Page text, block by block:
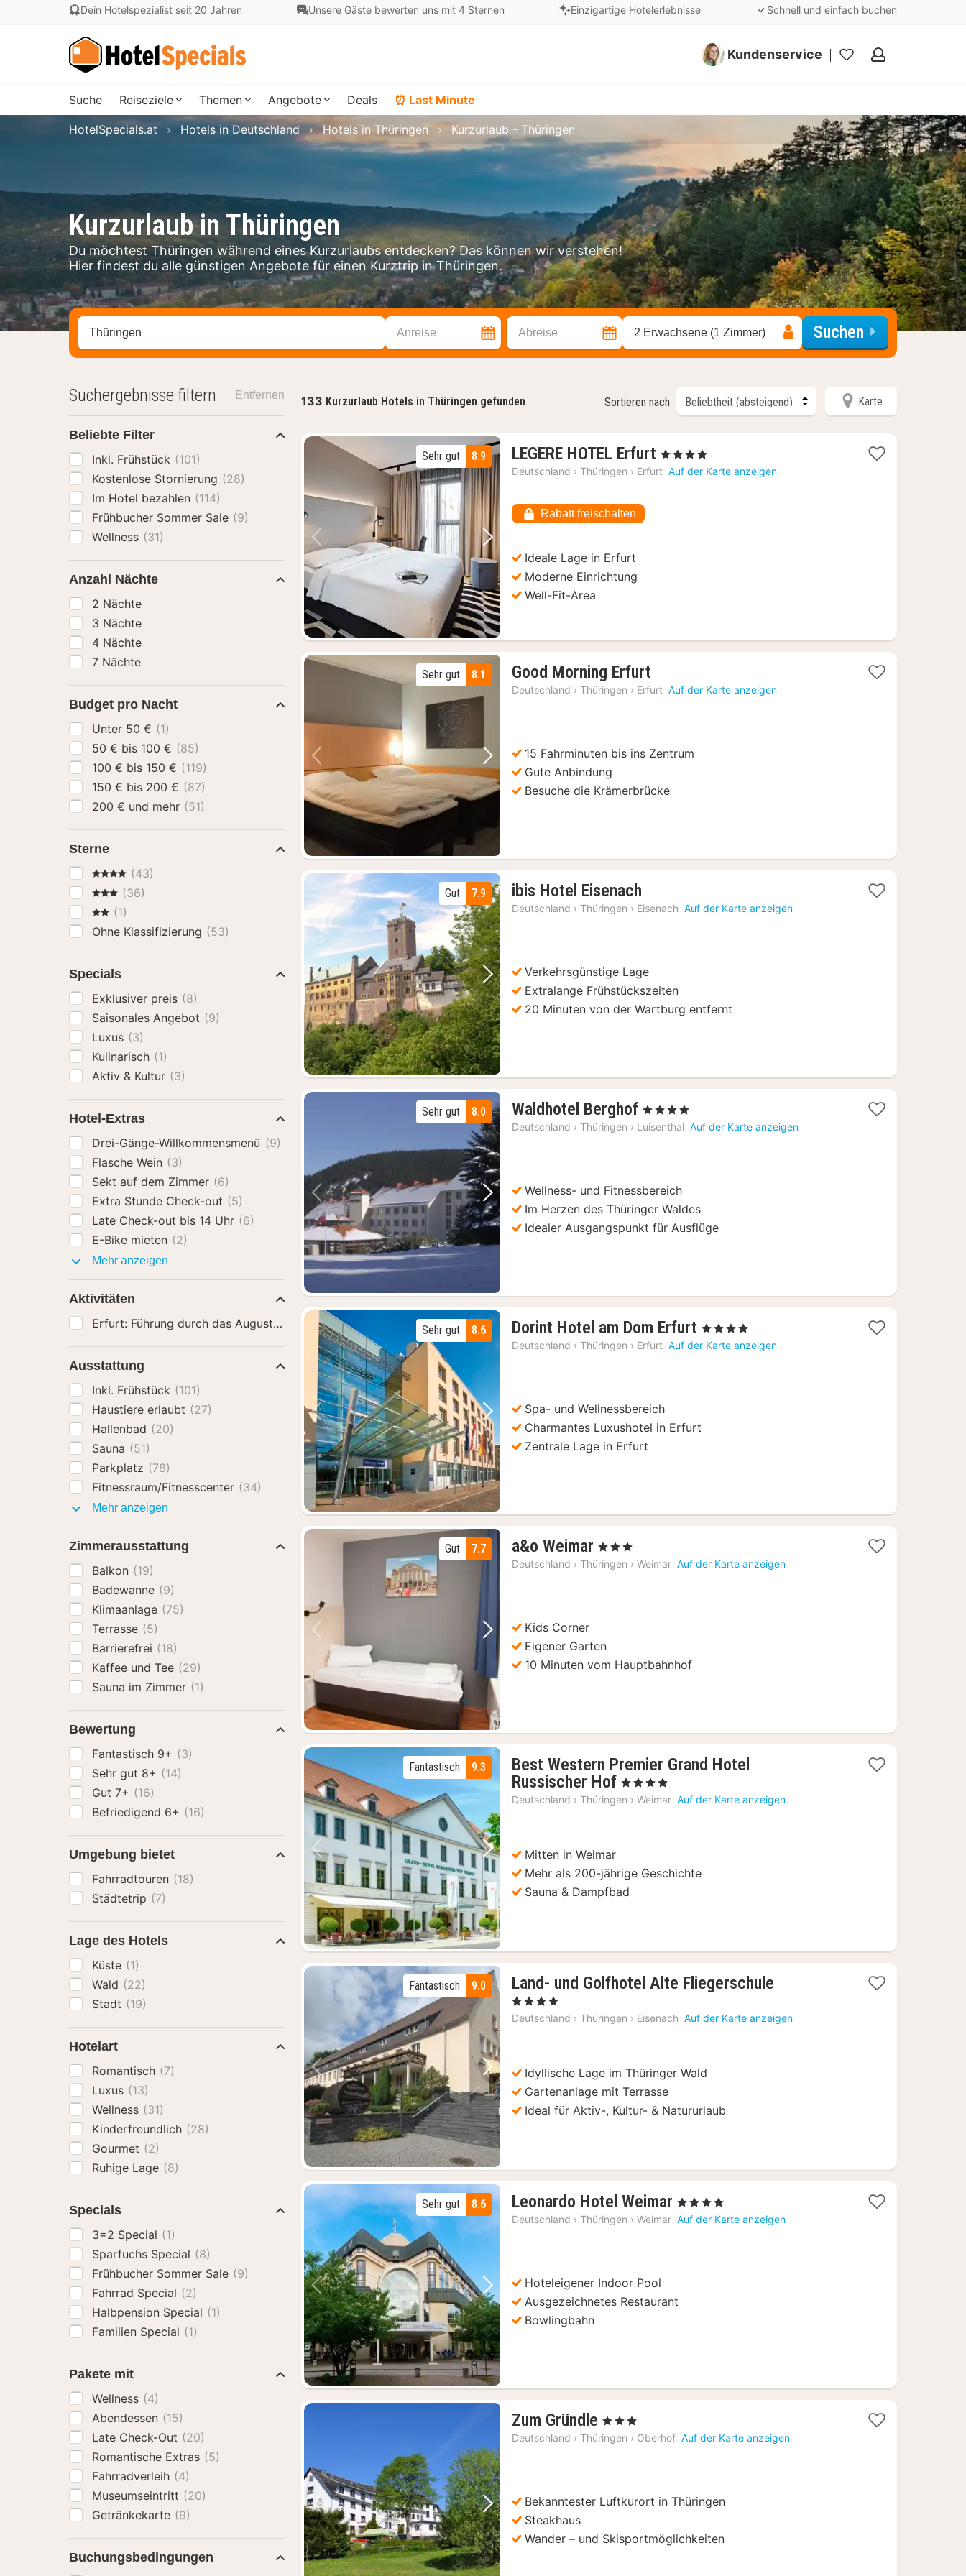
Dein Hotelspezialist seit 20 Jahren Unsere Gäste bewerten uns mit 4 Sternen Einzigartige Hotelerlebnisse Schnell und einfach buchen
Kundenservice
Meine
Suche Reiseziele Themen Angebote Deals ⏰ Last Minute
Kurzurlaub in Thüringen
Du möchtest Thüringen während eines Kurzurlaubs entdecken? Das können wir verstehen!
Hier findest du alle günstigen Angebote für einen Kurztrip in Thüringen.
HotelSpecials.at Hotels in Deutschland Hotels in Thüringen Kurzurlaub - Thüringen
Stadt, Region oder Hotel suchen Anreise Abreise 2 Erwachsene (1 Zimmer) Suchen
133 Kurzurlaub Hotels in Thüringen gefunden Sortieren nach Karte
Vorheriges Bild Nächstes Bild
8.9
Sehr gut LEGERE HOTEL Erfurt 1
Nacht
, 4 Sterne
Deutschland › Thüringen › Erfurt Auf der Karte anzeigen
Rabatt freischalten
Ideale Lage in Erfurt
Moderne Einrichtung
Well-Fit-Area
Vorheriges Bild Nächstes Bild
8.1
Sehr gut Good Morning Erfurt
Nacht
Deutschland › Thüringen › Erfurt Auf der Karte anzeigen
15 Fahrminuten bis ins Zentrum
Gute Anbindung
Besuche die Krämerbrücke
Vorheriges Bild Nächstes Bild
7.9
Gut ibis Hotel Eisenach
Nacht
Deutschland › Thüringen › Eisenach Auf der Karte anzeigen
Verkehrsgünstige Lage
Extralange Frühstückszeiten
20 Minuten von der Wartburg entfernt
Vorheriges Bild Nächstes Bild
8.0
Sehr gut Waldhotel Berghof 1
Nacht
, 4 Sterne
Deutschland › Thüringen › Luisenthal Auf der Karte anzeigen
Wellness- und Fitnessbereich
Im Herzen des Thüringer Waldes
Idealer Ausgangspunkt für Ausflüge
Vorheriges Bild Nächstes Bild
8.6
Sehr gut Dorint Hotel am Dom Erfurt 1
Nacht
, 4 Sterne
Deutschland › Thüringen › Erfurt Auf der Karte anzeigen
Spa- und Wellnessbereich
Charmantes Luxushotel in Erfurt
Zentrale Lage in Erfurt
Vorheriges Bild Nächstes Bild
7.7
Gut a&o Weimar 2
Nächte
, 3 Sterne
Deutschland › Thüringen › Weimar Auf der Karte anzeigen
Kids Corner
Eigener Garten
10 Minuten vom Hauptbahnhof
Vorheriges Bild Nächstes Bild
9.3
Fantastisch
Best Western Premier Grand Hotel
Russischer Hof 3
Nächte
, 4 Sterne
Deutschland › Thüringen › Weimar Auf der Karte anzeigen
Mitten in Weimar
Mehr als 200-jährige Geschichte
Sauna & Dampfbad
Vorheriges Bild Nächstes Bild
9.0
Fantastisch Land- und Golfhotel Alte Fliegerschule
ab
, 4 Sterne
Deutschland › Thüringen › Eisenach Auf der Karte anzeigen
Idyllische Lage im Thüringer Wald
Gartenanlage mit Terrasse
Ideal für Aktiv-, Kultur- & Natururlaub
Vorheriges Bild Nächstes Bild
8.6
Sehr gut Leonardo Hotel Weimar 1
Nacht
, 4 Sterne
Deutschland › Thüringen › Weimar Auf der Karte anzeigen
Hoteleigener Indoor Pool
Ausgezeichnetes Restaurant
Bowlingbahn
Vorheriges Bild Nächstes Bild
Zum Gründle 1
Nacht
, 3 Sterne
Deutschland › Thüringen › Oberhof Auf der Karte anzeigen
Bekanntester Luftkurort in Thüringen
Steakhaus
Wander – und Skisportmöglichkeiten
Suchergebnisse filtern Entfernen
Beliebte Filter
Inkl. Frühstück (101)
Kostenlose Stornierung (28)
Im Hotel bezahlen (114)
Frühbucher Sommer Sale (9)
Wellness (31)
Anzahl Nächte
2 Nächte
3 Nächte
4 Nächte
7 Nächte
Budget pro Nacht
Unter 50 € (1)
50 € bis 100 € (85)
100 € bis 150 € (119)
150 € bis 200 € (87)
200 € und mehr (51)
Sterne
4 Sterne(43)
3 Sterne
(36)
2 Sterne
(1)
Ohne Klassifizierung (53)
Specials
Exklusiver preis (8)
Saisonales Angebot (9)
Luxus (3)
Kulinarisch (1)
Aktiv & Kultur (3)
Hotel-Extras
Drei-Gänge-Willkommensmenü (9)
Flasche Wein (3)
Sekt auf dem Zimmer (6)
Extra Stunde Check-out (5)
Late Check-out bis 14 Uhr (6)
E-Bike mieten (2)
Mehr anzeigen
Aktivitäten
Erfurt: Führung durch das Augustinerkloster & Luthers Zelle(20)
Ausstattung
Inkl. Frühstück (101)
Haustiere erlaubt (27)
Hallenbad (20)
Sauna (51)
Parkplatz (78)
Fitnessraum/Fitnesscenter (34)
Mehr anzeigen
Zimmerausstattung
Balkon (19)
Badewanne (9)
Klimaanlage (75)
Terrasse (5)
Barrierefrei (18)
Kaffee und Tee (29)
Sauna im Zimmer (1)
Bewertung
Fantastisch 9+ (3)
Sehr gut 8+ (14)
Gut 7+ (16)
Befriedigend 6+ (16)
Umgebung bietet
Fahrradtouren (18)
Städtetrip (7)
Lage des Hotels
Küste (1)
Wald (22)
Stadt (19)
Hotelart
Romantisch (7)
Luxus (13)
Wellness (31)
Kinderfreundlich (28)
Gourmet (2)
Ruhige Lage (8)
Specials
3=2 Special (1)
Sparfuchs Special (8)
Frühbucher Sommer Sale (9)
Fahrrad Special (2)
Halbpension Special (1)
Familien Special (1)
Pakete mit
Wellness (4)
Abendessen (15)
Late Check-Out (20)
Romantische Extras (5)
Fahrradverleih (4)
Museumseintritt (20)
Getränkekarte (9)
Buchungsbedingungen